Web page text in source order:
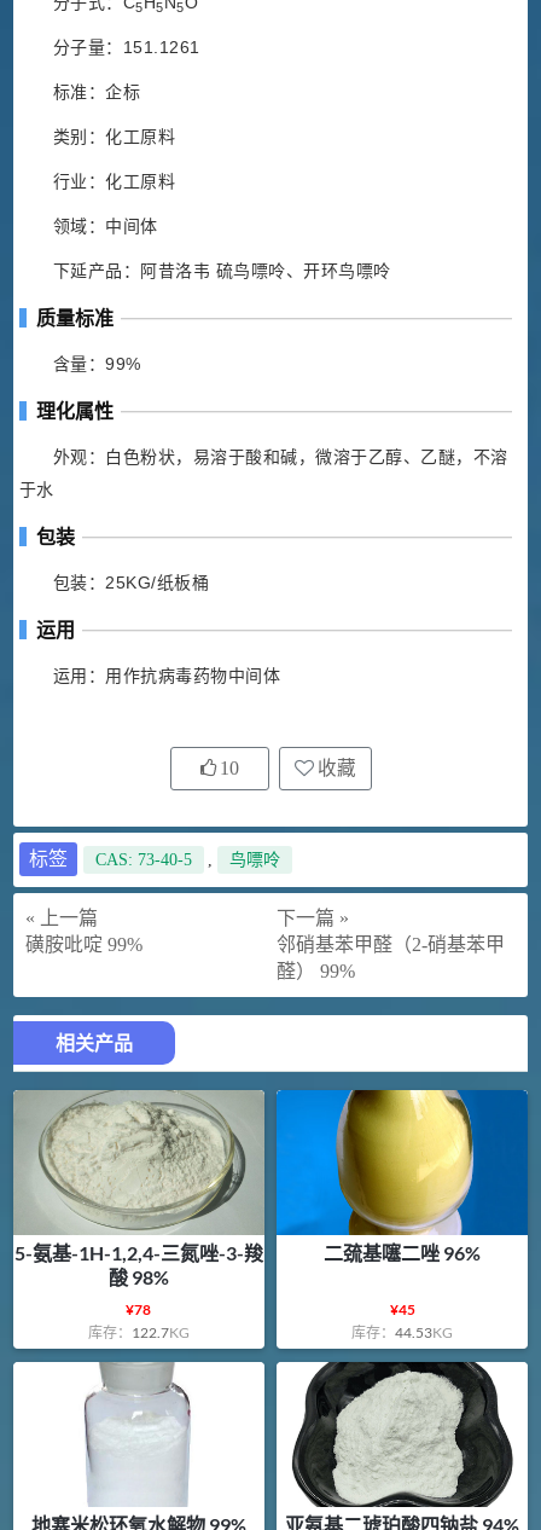
5 5 5
分子量：151.1261
标准：企标
类别：化工原料
行业：化工原料
领域：中间体
下延产品：阿昔洛韦 硫鸟嘌呤、开环鸟嘌呤
质量标准
含量：99%
理化属性
外观：白色粉状，易溶于酸和碱，微溶于乙醇、乙醚，不溶
于水
包装
包装：25KG/纸板桶
运用
运用：用作抗病毒药物中间体
10 收藏
标签 CAS: 73-40-5 , 鸟嘌呤
« 上一篇
磺胺吡啶 99%
下一篇 »
邻硝基苯甲醛（2-硝基苯甲
醛） 99%
相关产品
5-氨基-1H-1,2,4-三氮唑-3-羧
酸 98%
¥78
库存： 122.7KG
二巯基噻二唑 96%
¥45
库存：44.53KG
地塞米松环氧水解物 99% 亚氨基二琥珀酸四钠盐 94%